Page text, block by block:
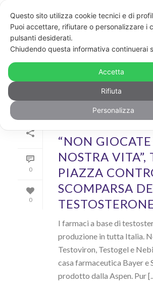
ARCHIVIO
0
0
“NON
NOSTRA VITA”,
PIAZZA
SCOMPARSA
I farmaci a base di
produzione in tutta Italia.
Testoviron, Testogel e
casa farmaceutica Bayer e
prodotto dalla Aspen. Pur
Questo sito utilizza cookie tecnici e di
Puoi accettare, rifiutare o personalizzare i
pulsanti desiderati.
Chiudendo questa informativa continuerai
Accetta
Rifiuta
Personalizza